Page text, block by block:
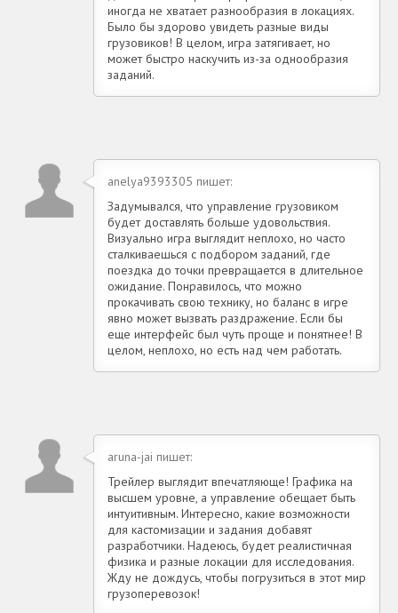
иногда не хватает разнообразия в локациях.
Было бы здорово увидеть разные виды
грузовиков! В целом, игра затягивает, но
может быстро наскучить из-за однообразия
заданий.
anelya9393305 пишет:
Задумывался, что управление грузовиком
будет доставлять больше удовольствия.
Визуально игра выглядит неплохо, но часто
сталкиваешься с подбором заданий, где
поездка до точки превращается в длительное
ожидание. Понравилось, что можно
прокачивать свою технику, но баланс в игре
явно может вызвать раздражение. Если бы
еще интерфейс был чуть проще и понятнее! В
целом, неплохо, но есть над чем работать.
aruna-jai пишет:
Трейлер выглядит впечатляюще! Графика на
высшем уровне, а управление обещает быть
интуитивным. Интересно, какие возможности
для кастомизации и задания добавят
разработчики. Надеюсь, будет реалистичная
физика и разные локации для исследования.
Жду не дождусь, чтобы погрузиться в этот мир
грузоперевозок!